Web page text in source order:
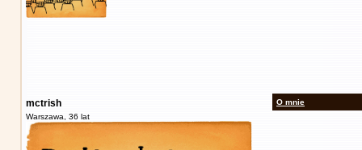
mctrish
Warszawa, 36 lat
O mnie